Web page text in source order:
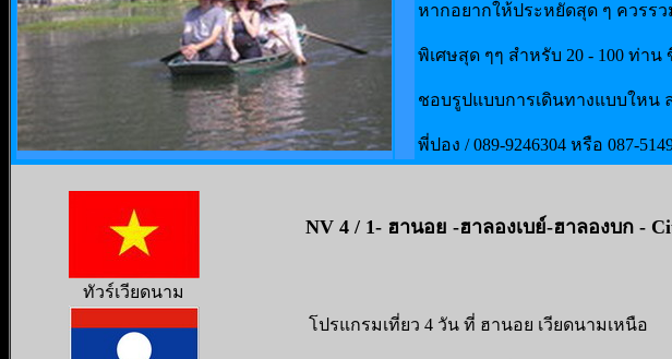
หากอยากให้ประหยัดสุด ๆ ควรร
พิเศษสุด ๆๆ สำหรับ 20 - 100 ท่า
ชอบรูปแบบการเดินทางแบบใหน
พี่ปอง / 089-9246304 หรือ 087-
ทัวร์เวียดนาม
NV 4 / 1- ฮานอย -ฮาลองเบย์-ฮาลองบก -
โปรแกรมเที่ยว 4 วัน ที่ ฮานอย เวียดนามเหนือ